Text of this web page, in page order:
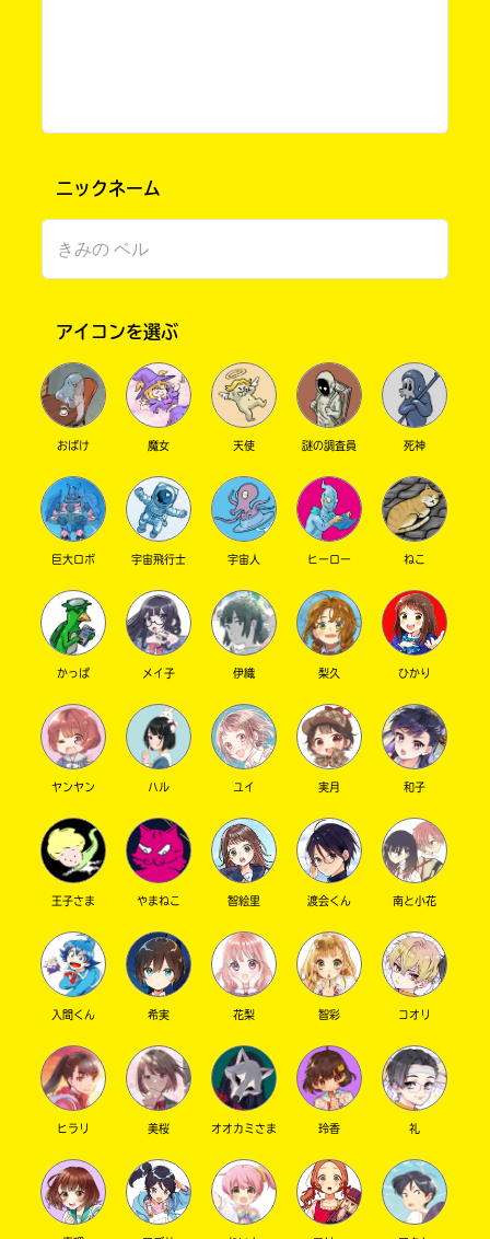
書店に届いた
みんなからのお手紙が
このマチのことを
キミに
ニックネーム
アイコンを選ぶ
おばけ 魔女 天使 謎の調査員 死神
巨大ロボ 宇宙飛行士 宇宙人 ヒーロー ねこ
かっぱ メイ子 伊織 梨久 ひかり
ヤンヤン ハル ユイ 実月 和子
王子さま やまねこ 智絵里 渡会くん 南と小花
入間くん 希実 花梨 智彩 コオリ
ヒラリ 美桜 オオカミさま 玲香 礼